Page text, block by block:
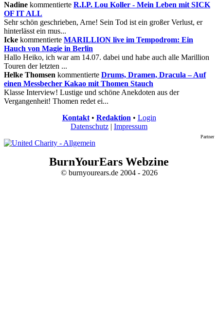
Nadine kommentierte R.I.P. Lou Koller - Mein Leben mit SICK
OF IT ALL
Sehr schön geschrieben, Arne! Sein Tod ist ein großer Verlust, er
hinterlässt ein mus...
Icke kommentierte MARILLION live im Tempodrom: Ein
Hauch von Magie in Berlin
Hallo Heiko, ich war am 14.07. dabei und habe auch alle Marillion
Touren der letzten ...
Helke Thomsen kommentierte Drums, Dramen, Dracula – Auf
einen Messbecher Kakao mit Thomen Stauch
Klasse Interview! Lustige und schöne Anekdoten aus der
Vergangenheit! Thomen redet ei...
Kontakt• Redaktion • Login
Datenschutz | Impressum
Partner
BurnYourEars Webzine
© burnyourears.de 2004 - 2026